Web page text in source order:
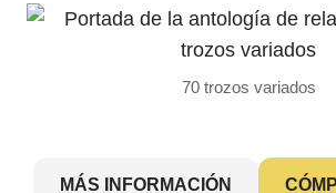
70 trozos variados
MÁS INFORMACIÓN